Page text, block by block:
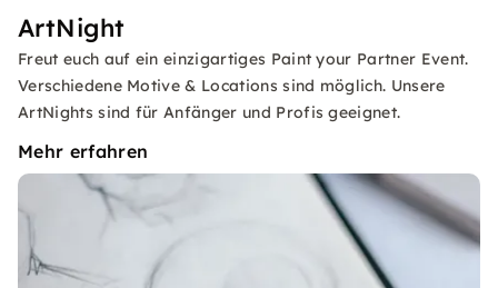
ArtNight
Freut euch auf ein einzigartiges Paint your Partner Event.
Verschiedene Motive & Locations sind möglich. Unsere
ArtNights sind für Anfänger und Profis geeignet.
Mehr erfahren